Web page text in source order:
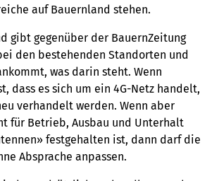
auf Bauernland stehen.
gibt gegenüber der BauernZeitung
den bestehenden Standorten und
was darin steht. Wenn
dass es sich um ein 4G-Netz handelt,
verhandelt werden. Wenn aber
für Betrieb, Ausbau und Unterhalt
festgehalten ist, dann darf die
Absprache anpassen.